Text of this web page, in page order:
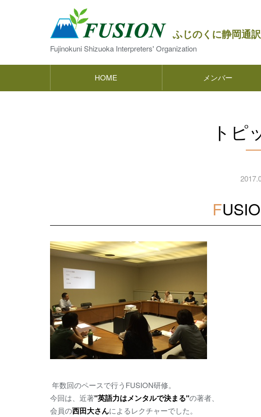
ふじのくに静岡通
Fujinokuni Shizuoka Interpreters' Organization
HOME メンバー
トピ
年数回のペースで行うFUSION研修。
今回は、近著"英語力はメンタルで決まる"の著者、
会員の西田大さんによるレクチャーでした。